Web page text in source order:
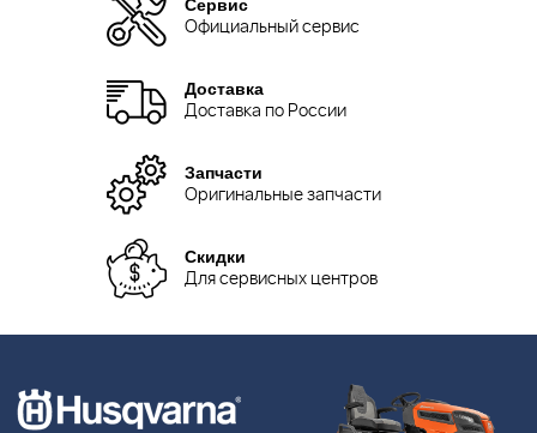
Официальный сервис
Доставка
Доставка по России
Запчасти
Оригинальные запчасти
Скидки
Для сервисных центров